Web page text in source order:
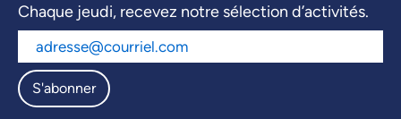
Chaque jeudi, recevez notre sélection d’activités.
S'abonner